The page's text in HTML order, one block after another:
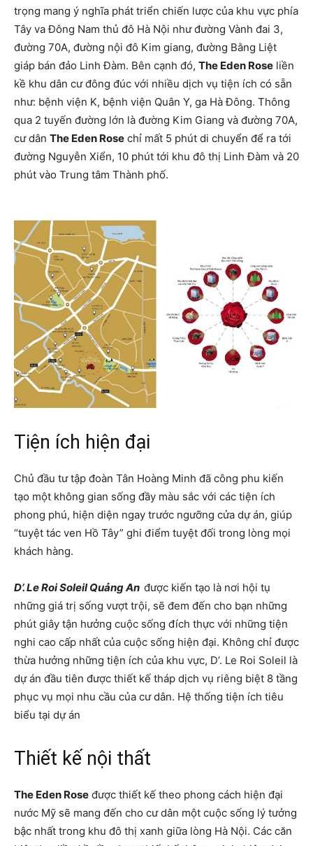
trọng mang ý nghĩa phát triển chiến lược của khu vực phía
Tây va Đông Nam thủ đô Hà Nội như đường Vành đai 3,
đường 70A, đường nội đô Kim giang, đường Bằng Liệt
giáp bán đảo Linh Đàm. Bên cạnh đó, The Eden Rose liền
kề khu dân cư đông đúc với nhiều dịch vụ tiện ích có sẵn
như: bệnh viện K, bệnh viện Quân Y, ga Hà Đông. Thông
qua 2 tuyến đường lớn là đường Kim Giang và đường 70A,
cư dân The Eden Rose chỉ mất 5 phút di chuyển để ra tới
đường Nguyễn Xiển, 10 phút tới khu đô thị Linh Đàm và 20
phút vào Trung tâm Thành phố.
Tiện ích hiện đại
Chủ đầu tư tập đoàn Tân Hoàng Minh đã công phu kiến
tạo một không gian sống đầy màu sắc với các tiện ích
phong phú, hiện diện ngay trước ngưỡng cửa dự án, giúp
“tuyệt tác ven Hồ Tây” ghi điểm tuyệt đối trong lòng mọi
khách hàng.
D’. Le Roi Soleil Quảng An được kiến tạo là nơi hội tụ
những giá trị sống vượt trội, sẽ đem đến cho bạn những
phút giây tận hưởng cuộc sống đích thực với những tiện
nghi cao cấp nhất của cuộc sống hiện đại. Không chỉ được
thừa hưởng những tiện ích của khu vực, D’. Le Roi Soleil là
dự án đầu tiên được thiết kế tháp dịch vụ riêng biệt 8 tầng
phục vụ mọi nhu cầu của cư dân. Hệ thống tiện ích tiêu
biểu tại dự án
Thiết kế nội thất
The Eden Rose được thiết kế theo phong cách hiện đại
nước Mỹ sẽ mang đến cho cư dân một cuộc sống lý tưởng
bậc nhất trong khu đô thị xanh giữa lòng Hà Nội. Các căn